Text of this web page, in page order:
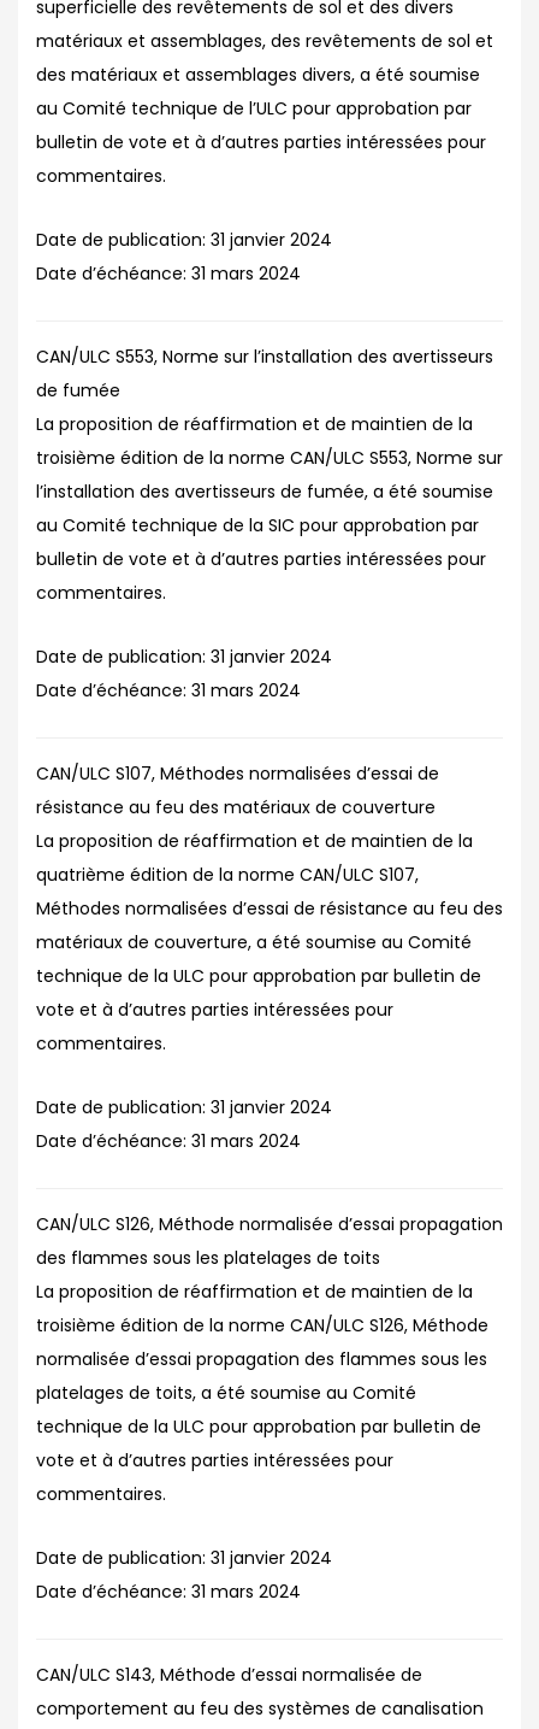
superficielle des revêtements de sol et des divers
matériaux et assemblages, des revêtements de sol et
des matériaux et assemblages divers, a été soumise
au Comité technique de l’ULC pour approbation par
bulletin de vote et à d’autres parties intéressées pour
commentaires.
Date de publication: 31 janvier 2024
Date d’échéance: 31 mars 2024
CAN/ULC S553, Norme sur l’installation des avertisseurs
de fumée
La proposition de réaffirmation et de maintien de la
troisième édition de la norme CAN/ULC S553, Norme sur
l’installation des avertisseurs de fumée, a été soumise
au Comité technique de la SIC pour approbation par
bulletin de vote et à d’autres parties intéressées pour
commentaires.
Date de publication: 31 janvier 2024
Date d’échéance: 31 mars 2024
CAN/ULC S107, Méthodes normalisées d’essai de
résistance au feu des matériaux de couverture
La proposition de réaffirmation et de maintien de la
quatrième édition de la norme CAN/ULC S107,
Méthodes normalisées d’essai de résistance au feu des
matériaux de couverture, a été soumise au Comité
technique de la ULC pour approbation par bulletin de
vote et à d’autres parties intéressées pour
commentaires.
Date de publication: 31 janvier 2024
Date d’échéance: 31 mars 2024
CAN/ULC S126, Méthode normalisée d’essai propagation
des flammes sous les platelages de toits
La proposition de réaffirmation et de maintien de la
troisième édition de la norme CAN/ULC S126, Méthode
normalisée d’essai propagation des flammes sous les
platelages de toits, a été soumise au Comité
technique de la ULC pour approbation par bulletin de
vote et à d’autres parties intéressées pour
commentaires.
Date de publication: 31 janvier 2024
Date d’échéance: 31 mars 2024
CAN/ULC S143, Méthode d’essai normalisée de
comportement au feu des systèmes de canalisation